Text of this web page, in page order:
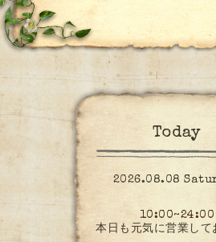
Today
2026.08.08
10:00~24:00
本日も元気に営業して